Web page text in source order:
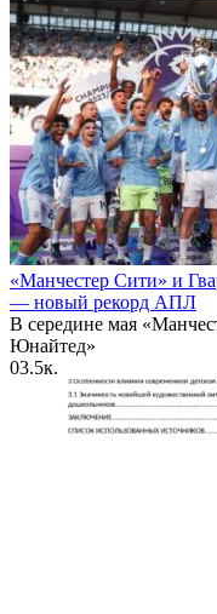
«Манчестер Сити» и
— новый рекорд АПЛ
В середине мая
Юнайтед»
03.5к.